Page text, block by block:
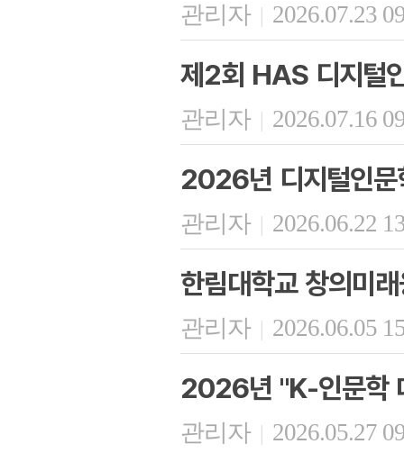
관리자 | 2026.07.23
제2회 HAS 디지털
관리자 | 2026.07.16
2026년 디지털인문
관리자 | 2026.06.22
한림대학교 창의미
관리자 | 2026.06.05
2026년 "K-인문학
관리자 | 2026.05.27